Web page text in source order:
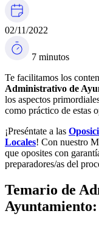
02/11/2022
7 minutos
Te facilitamos los
Administrativo de
los aspectos
como práctico de estas
¡Preséntate a las
Locales! Con nuestro
que oposites con
preparadores/as del
Temario de
Ayuntamiento: